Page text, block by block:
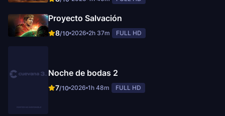
Proyecto Salvación
8/10 2026 2h 37m FULL HD
Noche de bodas 2
7/10 2026 1h 48m FULL HD